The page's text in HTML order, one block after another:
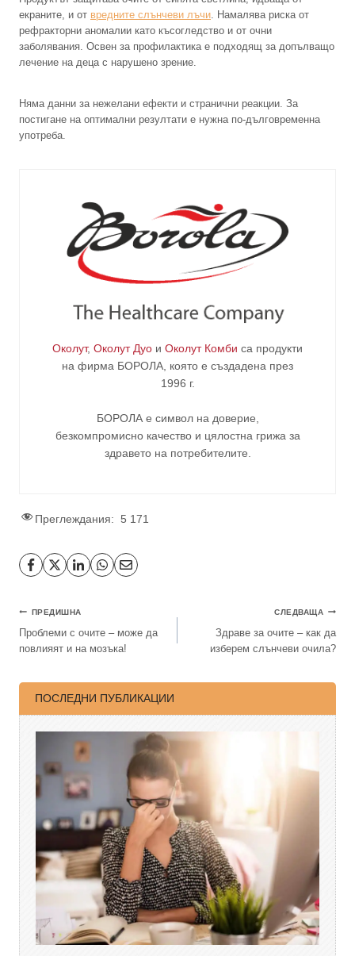
екраните, и от вредните слънчеви лъчи . Намалява риска от
рефракторни аномалии като късогледство и от очни
заболявания. Освен за профилактика е подходящ за допълващо
лечение на деца с нарушено зрение.
Няма данни за нежелани ефекти и странични реакции. За
постигане на оптимални резултати е нужна по-дълговременна
употреба.
Околут, Околут Дуо и Околут Комби са продукти
на фирма БОРОЛА , която е създадена през
1996 г.
БОРОЛА е символ на доверие,
безкомпромисно качество и цялостна грижа за
здравето на потребителите
Преглеждания: 5 171
ПРЕДИШНА
Проблеми с очите – може да
повлияят и на мозъка!
СЛЕДВАЩА
Здраве за очите – как да
изберем слънчеви очила?
ПОСЛЕДНИ ПУБЛИКАЦИИ